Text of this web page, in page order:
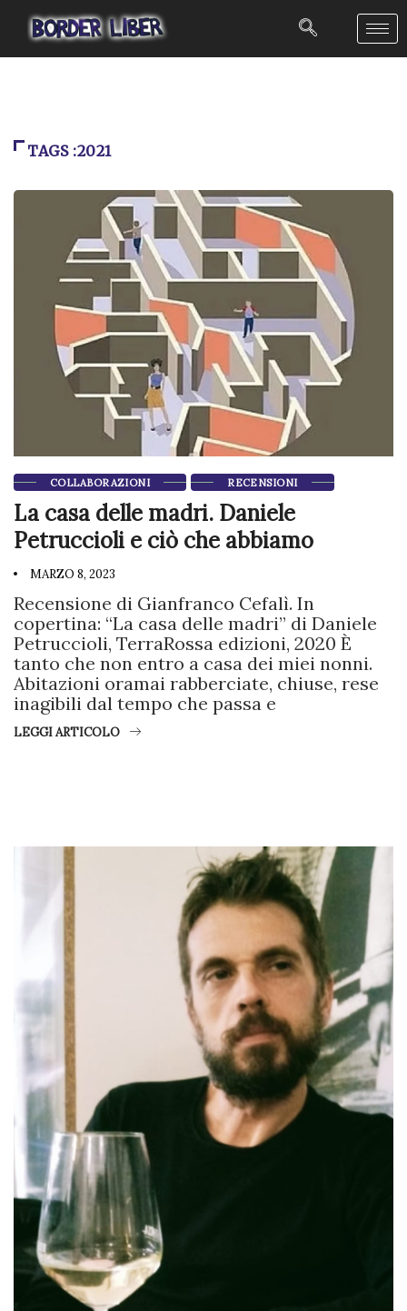
TAGS :2021
COLLABORAZIONI RECENSIONI
La casa delle madri. Daniele
Petruccioli e ciò che abbiamo
MARZO 8, 2023
Recensione di Gianfranco Cefalì. In
copertina: “La casa delle madri” di Daniele
Petruccioli, TerraRossa edizioni, 2020 È
tanto che non entro a casa dei miei nonni.
Abitazioni oramai rabberciate, chiuse, rese
inagibili dal tempo che passa e
LEGGI ARTICOLO